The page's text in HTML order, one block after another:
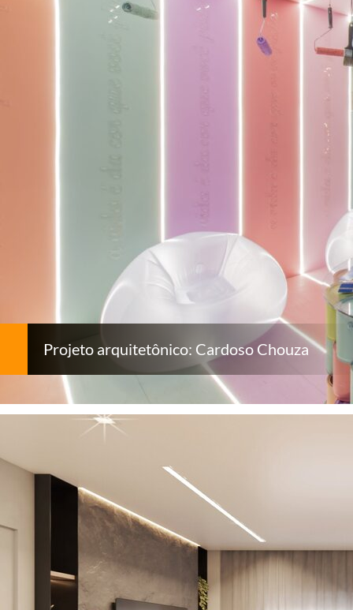
Projeto arquitetônico: Cardoso Chouza